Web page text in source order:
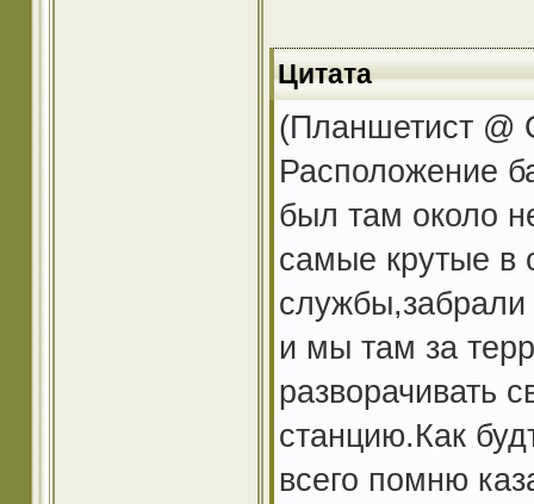
Цитата
(Планшетист @
Расположение
был там около
самые крутые в
и мы там за
разворачивать
станцию.Как
всего помню